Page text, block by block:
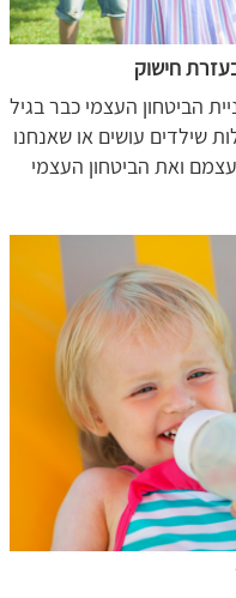
הביטחון העצמי כבר בגיל
שילדים עושים או שאנחנו
ואת הביטחון העצמי